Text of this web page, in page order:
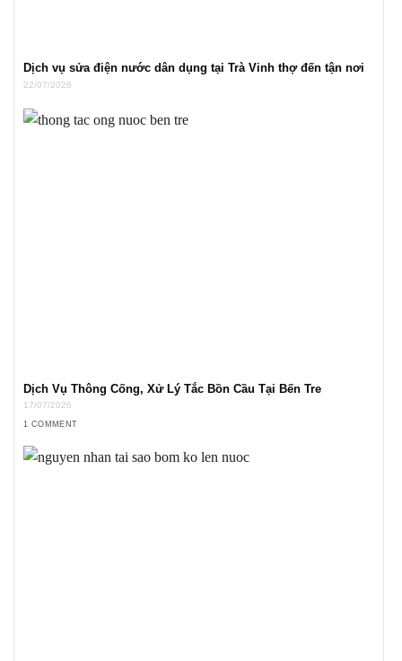
Dịch vụ sửa điện nước dân dụng tại Trà Vinh thợ đến tận nơi
22/07/2026
Dịch Vụ Thông Cống, Xử Lý Tắc Bồn Cầu Tại Bến Tre
17/07/2026
1 COMMENT